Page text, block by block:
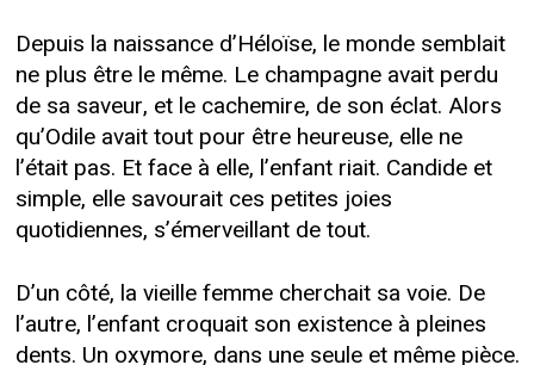
Depuis la naissance d’Héloïse, le monde semblait
ne plus être le même. Le champagne avait perdu
de sa saveur, et le cachemire, de son éclat. Alors
qu’Odile avait tout pour être heureuse, elle ne
l’était pas. Et face à elle, l’enfant riait. Candide et
simple, elle savourait ces petites joies
quotidiennes, s’émerveillant de tout.
D’un côté, la vieille femme cherchait sa voie. De
l’autre, l’enfant croquait son existence à pleines
dents. Un oxymore, dans une seule et même pièce.